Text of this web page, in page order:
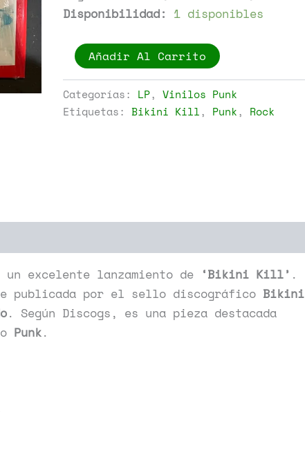
Disponibilidad: 1 disponibles
Bikini
Kill
-
Reject
All
American
Añadir Al Carrito
Categorías: LP, Vinilos Punk
Etiquetas: Bikini Kill, Punk, Rock
un excelente lanzamiento de ‘Bikini Kill’ .
publicada por el sello discográfico Bikini
. Según Discogs, es una pieza destacada
Punk.